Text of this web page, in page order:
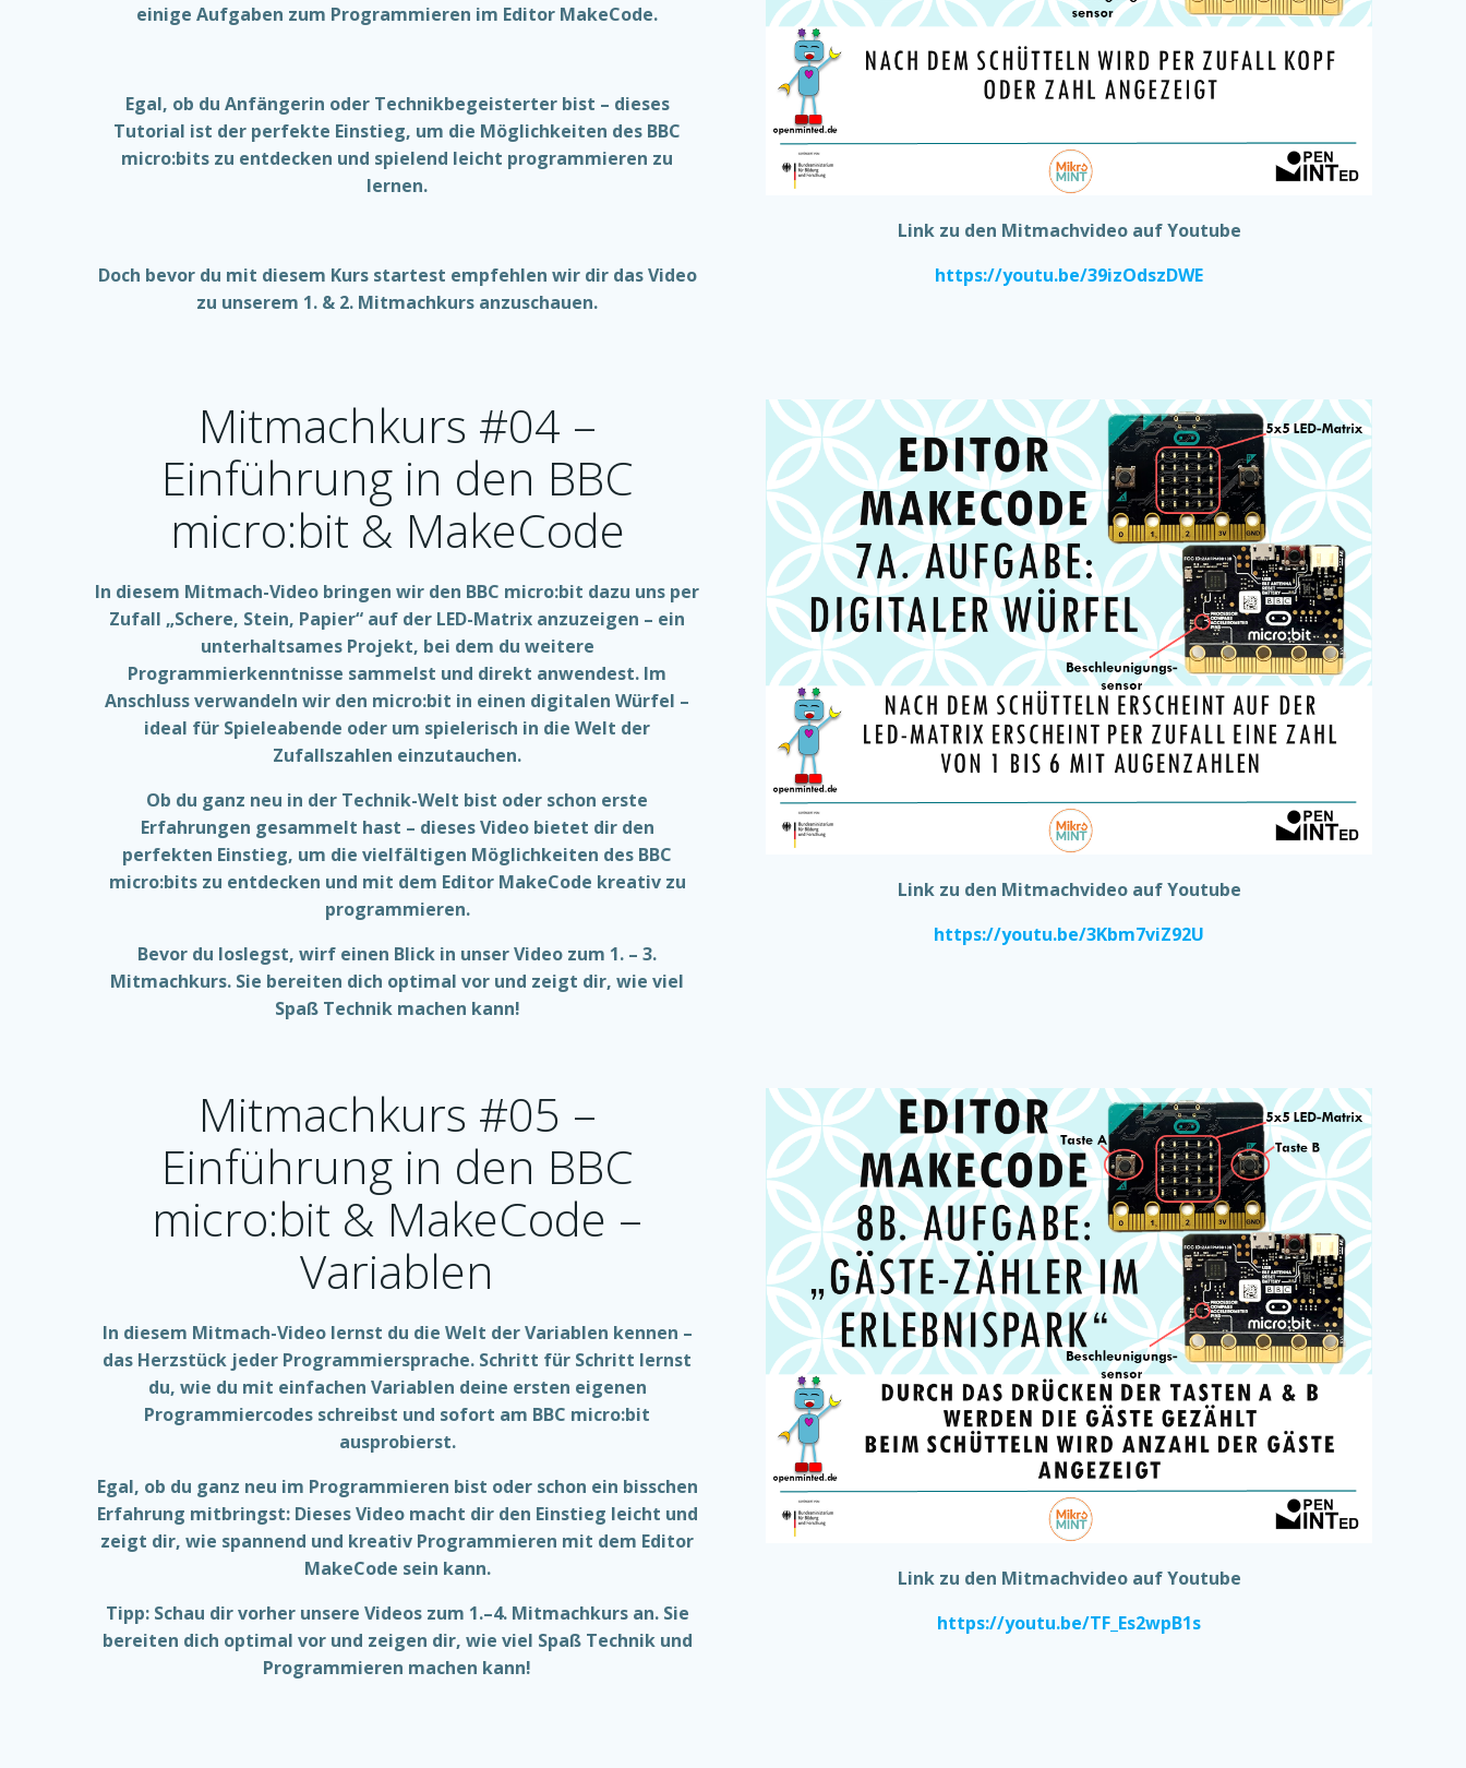
einige Aufgaben zum Programmieren im Editor MakeCode.
Egal, ob du Anfängerin oder Technikbegeisterter bist – dieses
Tutorial ist der perfekte Einstieg, um die Möglichkeiten des BBC
micro:bits zu entdecken und spielend leicht programmieren zu
lernen.
Doch bevor du mit diesem Kurs startest empfehlen wir dir das Video
zu unserem 1. & 2. Mitmachkurs anzuschauen.
Link zu den Mitmachvideo auf Youtube
https://youtu.be/39izOdszDWE
Mitmachkurs #04 –
Einführung in den BBC
micro:bit & MakeCode
In diesem Mitmach-Video bringen wir den BBC micro:bit dazu uns per
Zufall „Schere, Stein, Papier“ auf der LED-Matrix anzuzeigen – ein
unterhaltsames Projekt, bei dem du weitere
Programmierkenntnisse sammelst und direkt anwendest. Im
Anschluss verwandeln wir den micro:bit in einen digitalen Würfel –
ideal für Spieleabende oder um spielerisch in die Welt der
Zufallszahlen einzutauchen.
Ob du ganz neu in der Technik-Welt bist oder schon erste
Erfahrungen gesammelt hast – dieses Video bietet dir den
perfekten Einstieg, um die vielfältigen Möglichkeiten des BBC
micro:bits zu entdecken und mit dem Editor MakeCode kreativ zu
programmieren.
Bevor du loslegst, wirf einen Blick in unser Video zum 1. – 3.
Mitmachkurs. Sie bereiten dich optimal vor und zeigt dir, wie viel
Spaß Technik machen kann!
Link zu den Mitmachvideo auf Youtube
https://youtu.be/3Kbm7viZ92U
Mitmachkurs #05 –
Einführung in den BBC
micro:bit & MakeCode –
Variablen
In diesem Mitmach-Video lernst du die Welt der Variablen kennen –
das Herzstück jeder Programmiersprache. Schritt für Schritt lernst
du, wie du mit einfachen Variablen deine ersten eigenen
Programmiercodes schreibst und sofort am BBC micro:bit
ausprobierst.
Egal, ob du ganz neu im Programmieren bist oder schon ein bisschen
Erfahrung mitbringst: Dieses Video macht dir den Einstieg leicht und
zeigt dir, wie spannend und kreativ Programmieren mit dem Editor
MakeCode sein kann.
Tipp: Schau dir vorher unsere Videos zum 1.–4. Mitmachkurs an. Sie
bereiten dich optimal vor und zeigen dir, wie viel Spaß Technik und
Programmieren machen kann!
Link zu den Mitmachvideo auf Youtube
https://youtu.be/TF_Es2wpB1s